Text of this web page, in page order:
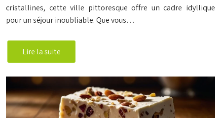
cristallines, cette ville pittoresque offre un cadre idyllique
pour un séjour inoubliable. Que vous…
Lire la suite